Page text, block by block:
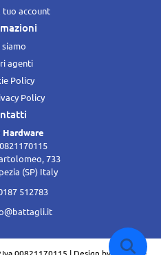
tuo account
siamo
agenti
Policy
Policy
Hardware
733
(SP) Italy
512783